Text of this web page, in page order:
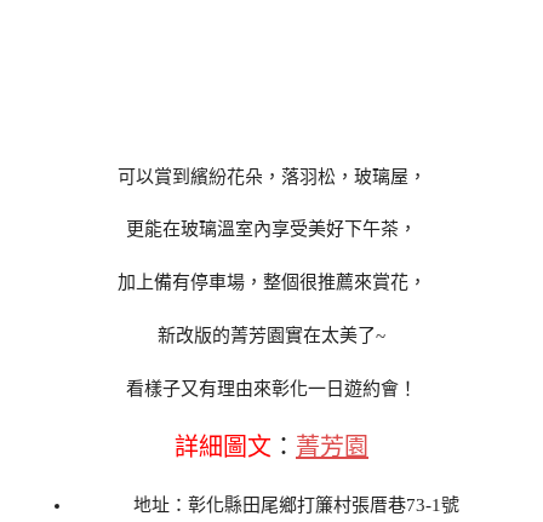
可以賞到繽紛花朵，落羽松，玻璃屋，
更能在玻璃溫室內享受美好下午茶，
加上備有停車場，整個很推薦來賞花，
新改版的菁芳園實在太美了~
看樣子又有理由來彰化一日遊約會！
詳細圖文 ： 菁芳園
地址：彰化縣田尾鄉打簾村張厝巷73-1號